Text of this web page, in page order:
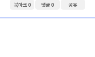
북마크 0 댓글 0 공유